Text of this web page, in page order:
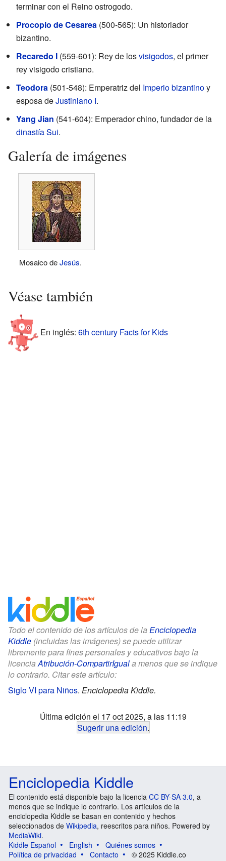
terminar con el Reino ostrogodo.
Procopio de Cesarea (500-565): Un historiador
bizantino.
Recaredo I (559-601): Rey de losvisigodos, el primer
rey visigodo cristiano.
Teodora (501-548): Emperatriz del Imperio bizantinoy
esposa deJustiniano I.
Yang Jian (541-604): Emperador chino, fundador de la
dinastía Sui.
Galería de imágenes
Mosaico deJesús.
Véase también
En inglés: 6th century Facts for Kids
Todo el contenido de los artículos de la Enciclopedia
Kiddle (incluidas las imágenes) se puede utilizar
libremente para fines personales y educativos bajo la
licenciaAtribución-CompartirIguala menos que se indique
lo contrario. Citar este artículo:
Siglo VI para Niños. Enciclopedia Kiddle.
Última edición el 17 oct 2025, a las 11:19
Sugerir una edición.
Enciclopedia Kiddle
El contenido está disponible bajo la licencia CC BY-SA 3.0, a
menos que se indique lo contrario. Los artículos de la
enciclopedia Kiddle se basan en contenido y hechos
seleccionados de Wikipedia, reescritos para niños. Powered by
MediaWiki.
Kiddle Español
English
Quiénes somos
Política de privacidad
Contacto © 2025 Kiddle.co